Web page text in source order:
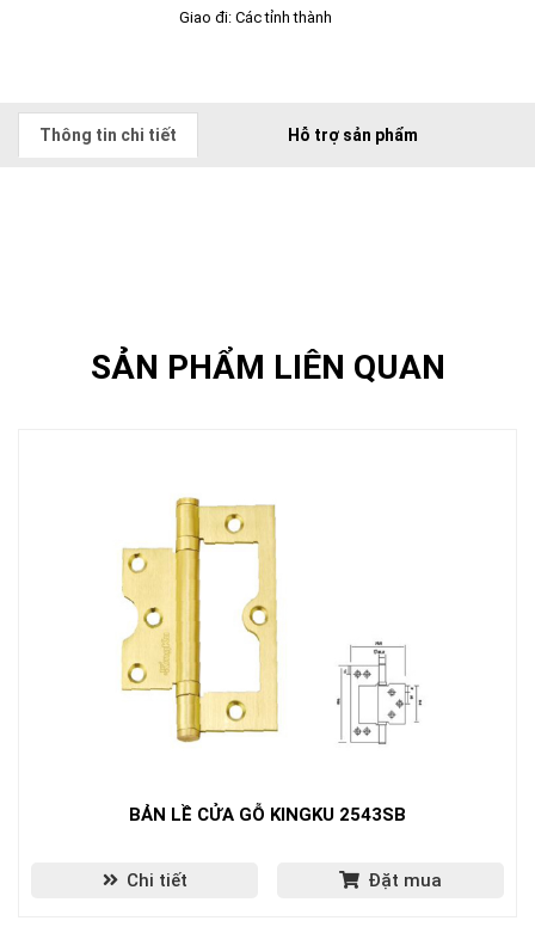
Giao đi: Các tỉnh thành
Thông tin chi tiết Hỗ trợ sản phẩm
SẢN PHẨM LIÊN QUAN
BẢN LỀ CỬA GỖ KINGKU 2543SB
Chi tiết Đặt mua